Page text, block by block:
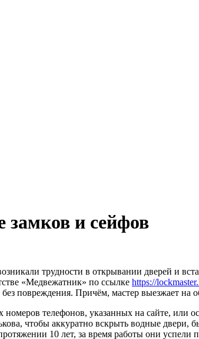
замков и сейфов
трудности в открывании дверей и
«Медвежатник» по ссылке https://
повреждения. Причём, мастер выезжает на
телефонов, указанных на сайте, или
чтобы аккуратно вскрыть водные двери,
10 лет, за время работы они успели